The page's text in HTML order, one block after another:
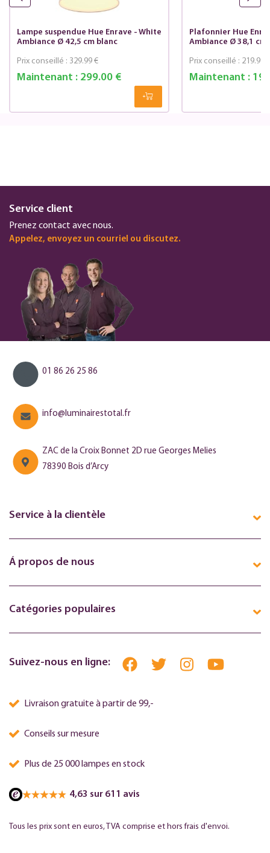
Lampe suspendue Hue Enrave - White
Ambiance Ø 42,5 cm blanc
Maintenant :299.00 €
Prix conseillé : 329.99 €
Plafonnier Hue
Ambiance Ø 38,1 cm
Maintenant :
Prix conseillé : 219.99 €
Service client
Prenez contact avec nous.
Appelez, envoyez un courriel ou discutez.
01 86 26 25 86
info@luminairestotal.fr
ZAC de la Croix Bonnet 2D rue Georges Melies
78390 Bois d’Arcy
Service à la clientèle
Á propos de nous
Catégories populaires
Suivez-nous en ligne:
Livraison gratuite à partir de 99,-
Conseils sur mesure
Plus de 25 000 lampes en stock
4,63 sur 611 avis
Tous les prix sont en euros, TVA comprise et hors frais d'envoi.